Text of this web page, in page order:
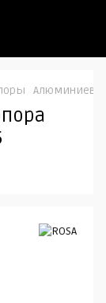
Алюминиевая